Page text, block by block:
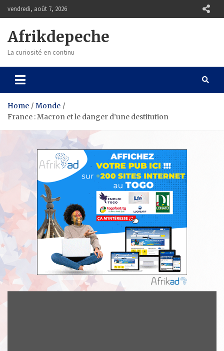
to
vendredi, août 7, 2026
Afrikdepeche
La curiosité en continu
Home
Monde
France : Macron et le danger d’une destitution